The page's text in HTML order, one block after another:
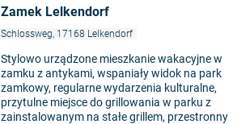
Zamek Lelkendorf
Schlossweg, 17168 Lelkendorf
Stylowo urządzone mieszkanie wakacyjne w
zamku z antykami, wspaniały widok na park
zamkowy, regularne wydarzenia kulturalne,
przytulne miejsce do grillowania w parku z
zainstalowanym na stałe grillem, przestronny